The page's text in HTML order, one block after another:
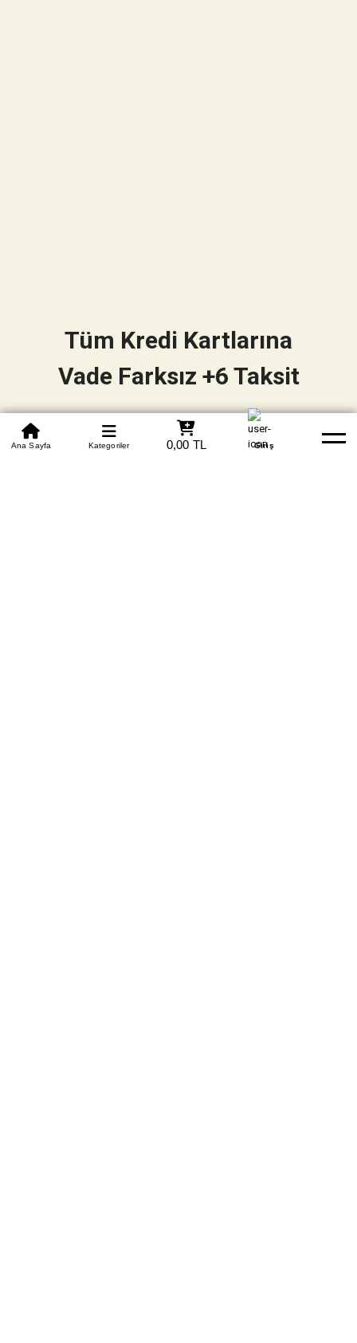
0850 305 09 70
Beden Tablosu Banka Hesapları Whatsapp Yardım
Ana Sayfa Kategoriler 0,00 TL Giriş
Tüm Kredi Kartlarına
Vade Farksız +6 Taksit